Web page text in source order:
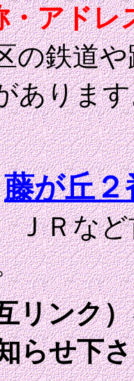
・アドレ
の鉄道
ありま
藤が丘
ＪＲな
リンク
らせ下